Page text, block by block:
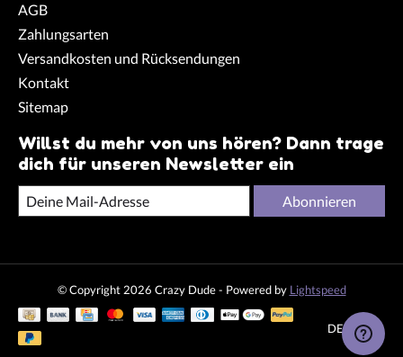
AGB
Zahlungsarten
Versandkosten und Rücksendungen
Kontakt
Sitemap
Willst du mehr von uns hören? Dann trage
dich für unseren Newsletter ein
Abonnieren
© Copyright 2026 Crazy Dude - Powered by Lightspeed
DE CHF